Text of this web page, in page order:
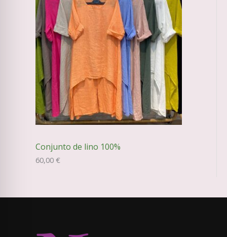
Conjunto de lino 100%
60,00 €